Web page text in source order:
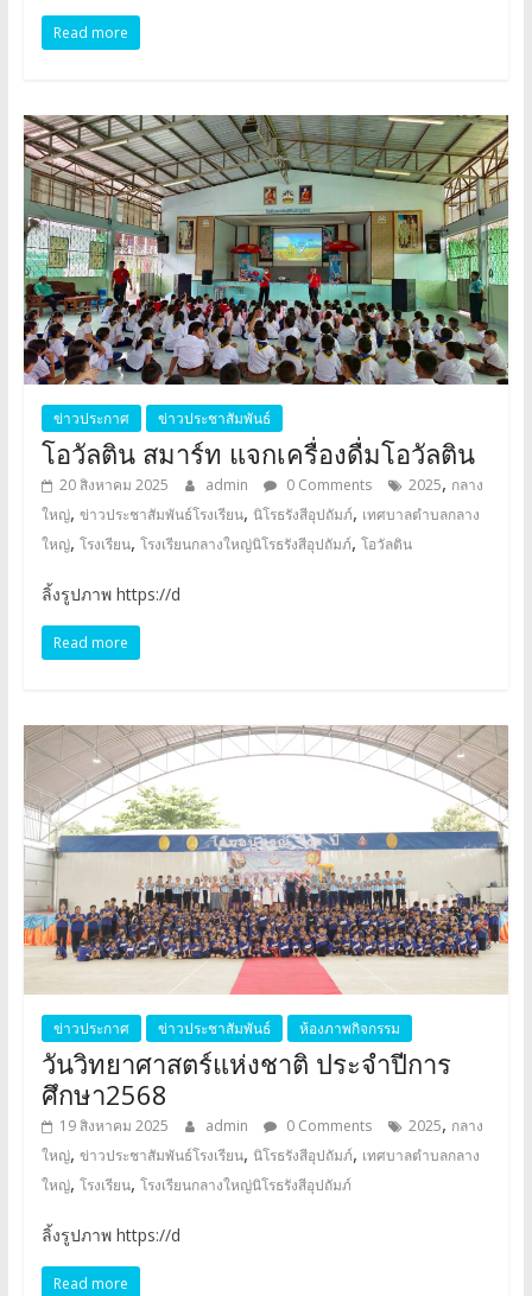
Read more
ข่าวประกาศ ข่าวประชาสัมพันธ์
โอวัลติน สมาร์ท แจกเครื่องดื่มโอวัลติน
20 สิงหาคม 2025 admin 0 Comments 2025, กลาง
ใหญ่, ข่าวประชาสัมพันธ์โรงเรียน, นิโรธรังสีอุปถัมภ์, เทศบาลตำบลกลาง
ใหญ่, โรงเรียน, โรงเรียนกลางใหญ่นิโรธรังสีอุปถัมภ์, โอวัลติน
ลิ้งรูปภาพ https://d
Read more
ข่าวประกาศ ข่าวประชาสัมพันธ์ ห้องภาพกิจกรรม
วันวิทยาศาสตร์แห่งชาติ ประจำปีการ
ศึกษา2568
19 สิงหาคม 2025 admin 0 Comments 2025, กลาง
ใหญ่, ข่าวประชาสัมพันธ์โรงเรียน, นิโรธรังสีอุปถัมภ์, เทศบาลตำบลกลาง
ใหญ่, โรงเรียน, โรงเรียนกลางใหญ่นิโรธรังสีอุปถัมภ์
ลิ้งรูปภาพ https://d
Read more